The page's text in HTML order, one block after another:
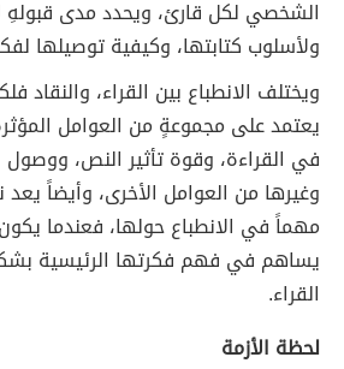
الشخصي لكل قارئ، ويحدد مدى قبولهِ
ولأسلوب كتابتها، وكيفية توصيلها
ويختلف الانطباع بين القراء، والنقاد
يعتمد على مجموعةٍ من العوامل
في القراءة، وقوة تأثير النص، ووصول
وغيرها من العوامل الأخرى، وأيضاً
مهماً في الانطباع حولها، فعندما
يساهم في فهم فكرتها الرئيسية
القراء.
لحظة الأزمة